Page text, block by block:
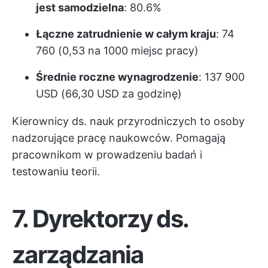
jest samodzielna: 80.6%
Łączne zatrudnienie w całym kraju: 74
760 (0,53 na 1000 miejsc pracy)
Średnie roczne wynagrodzenie: 137 900
USD (66,30 USD za godzinę)
Kierownicy ds. nauk przyrodniczych to osoby
nadzorujące pracę naukowców. Pomagają
pracownikom w prowadzeniu badań i
testowaniu teorii.
7. Dyrektorzy ds.
zarządzania